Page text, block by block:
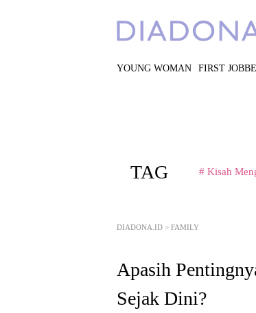
YOUNG WOMAN FIRST
TAG # Kisah
DIADONA.ID > FAMILY
Apasih
Sejak Dini?